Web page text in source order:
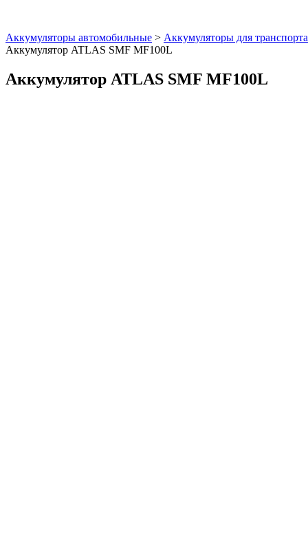
Аккумуляторы автомобильные > Аккумуляторы для транспорта
Аккумулятор ATLAS SMF MF100L
Аккумулятор ATLAS SMF MF100L